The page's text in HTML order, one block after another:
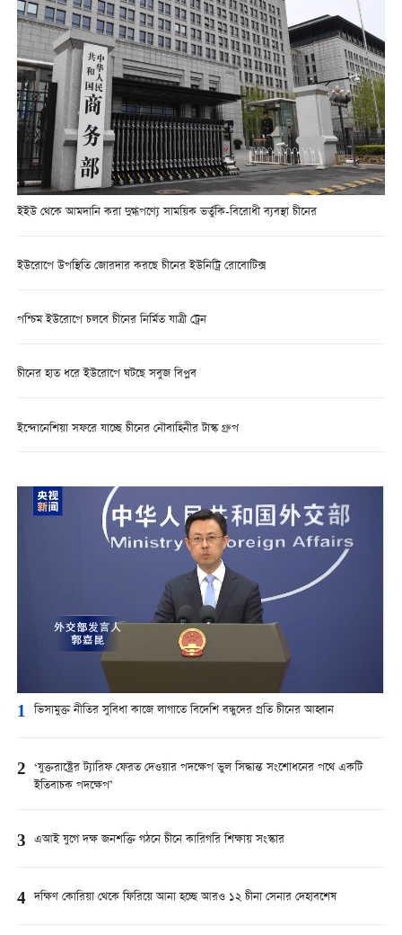
ইইউ থেকে আমদানি করা দুগ্ধপণ্যে সাময়িক ভর্তুকি-বিরোধী ব্যবস্থা চীনের
ইউরোপে উপস্থিতি জোরদার করছে চীনের ইউনিট্রি রোবোটিক্স
পশ্চিম ইউরোপে চলবে চীনের নির্মিত যাত্রী ট্রেন
চীনের হাত ধরে ইউরোপে ঘটছে সবুজ বিপ্লব
ইন্দোনেশিয়া সফরে যাচ্ছে চীনের নৌবাহিনীর টাস্ক গ্রুপ
1 ভিসামুক্ত নীতির সুবিধা কাজে লাগাতে বিদেশি বন্ধুদের প্রতি চীনের আহ্বান
2 ‘যুক্তরাষ্ট্রের ট্যারিফ ফেরত দেওয়ার পদক্ষেপ ভুল সিদ্ধান্ত সংশোধনের পথে একটি
ইতিবাচক পদক্ষেপ’
3 এআই যুগে দক্ষ জনশক্তি গঠনে চীনে কারিগরি শিক্ষায় সংস্কার
4 দক্ষিণ কোরিয়া থেকে ফিরিয়ে আনা হচ্ছে আরও ১২ চীনা সেনার দেহাবশেষ